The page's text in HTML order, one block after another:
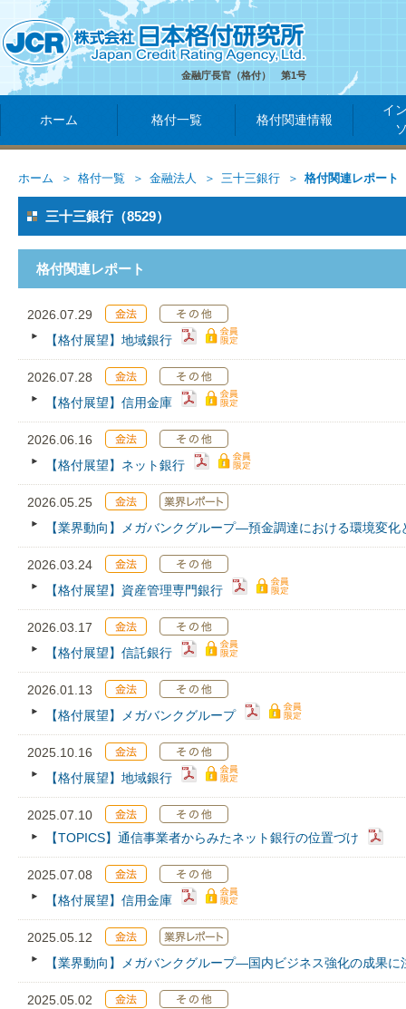
金融庁長官（格付） 第1号
ホーム 格付一覧 格付関連情報
イ
ホーム 格付一覧 金融法人 三十三銀行 格付関連レポート
三十三銀行（8529）
格付関連レポート
2026.07.29
【格付展望】地域銀行
2026.07.28
【格付展望】信用金庫
2026.06.16
【格付展望】ネット銀行
2026.05.25
【業界動向】メガバンクグループ―預金調達における環境変
2026.03.24
【格付展望】資産管理専門銀行
2026.03.17
【格付展望】信託銀行
2026.01.13
【格付展望】メガバンクグループ
2025.10.16
【格付展望】地域銀行
2025.07.10
【TOPICS】通信事業者からみたネット銀行の位置づけ
2025.07.08
【格付展望】信用金庫
2025.05.12
【業界動向】メガバンクグループ―国内ビジネス強化の成果
2025.05.02